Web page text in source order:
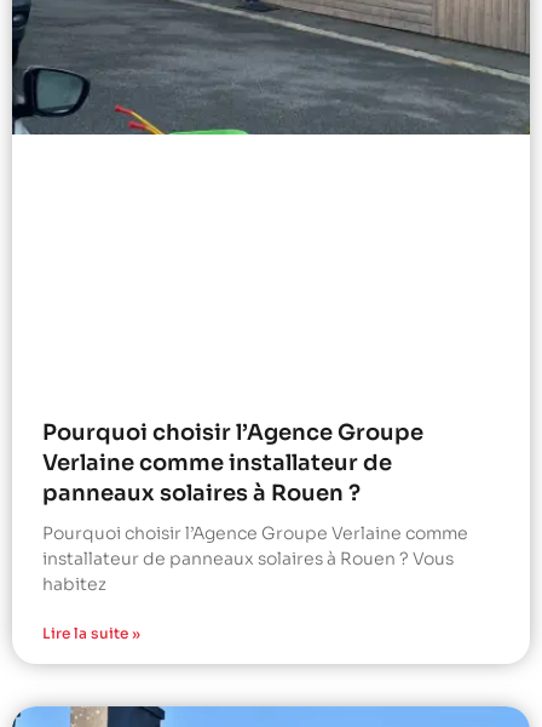
Pourquoi choisir l’Agence Groupe
Verlaine comme installateur de
panneaux solaires à Rouen ?
Pourquoi choisir l’Agence Groupe Verlaine comme
installateur de panneaux solaires à Rouen ? Vous
habitez
Lire la suite »